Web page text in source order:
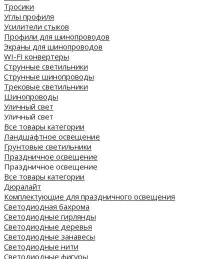
Тросики
Углы профиля
Усилители стыков
Профили для шинопроводов
Экраны для шинопроводов
WI-FI конвертеры
Струнные светильники
Струнные шинопроводы
Трековые светильники
Шинопроводы
Уличный свет
Уличный свет
Все товары категории
Ландшафтное освещение
Грунтовые светильники
Праздничное освещение
Праздничное освещение
Все товары категории
Дюралайт
Комплектующие для праздничного освещения
Светодиодная бахрома
Светодиодные гирлянды
Светодиодные деревья
Светодиодные занавесы
Светодиодные нити
Светодиодные фигуры